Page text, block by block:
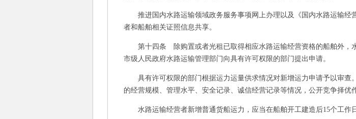
推进国内水路运输领域政务服务事项网上办理以及《国内水路运输经
者和船舶相关证照信息共享。
第十四条 除购置或者光租已取得相应水路运输经营资格的船舶外，
市级人民政府水路运输管理部门向具有许可权限的部门提出申请。
具有许可权限的部门根据运力运量供求情况对新增运力申请予以审查
的经营规模、管理水平、安全记录、诚信经营记录等情况，公开竞争择优
水路运输经营者新增普通货船运力，应当在船舶开工建造后15个工作